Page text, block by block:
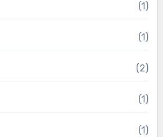
(1)
(1)
(2)
(1)
(1)